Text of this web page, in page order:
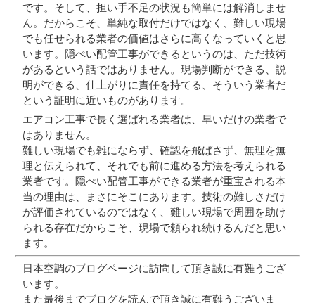
です。そして、担い手不足の状況も簡単には解消しませ
ん。だからこそ、単純な取付だけではなく、難しい現場
でも任せられる業者の価値はさらに高くなっていくと思
います。隠ぺい配管工事ができるというのは、ただ技術
があるという話ではありません。現場判断ができる、説
明ができる、仕上がりに責任を持てる、そういう業者だ
という証明に近いものがあります。
エアコン工事で長く選ばれる業者は、早いだけの業者で
はありません。
難しい現場でも雑にならず、確認を飛ばさず、無理を無
理と伝えられて、それでも前に進める方法を考えられる
業者です。隠ぺい配管工事ができる業者が重宝される本
当の理由は、まさにそこにあります。技術の難しさだけ
が評価されているのではなく、難しい現場で周囲を助け
られる存在だからこそ、現場で頼られ続けるんだと思い
ます。
日本空調のブログページに訪問して頂き誠に有難うござ
います。
また最後までブログを読んで頂き誠に有難うございま